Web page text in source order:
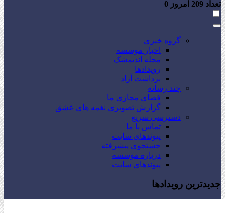
تعداد امروز 0
گروه خبری
اخبار موسسه
مجله اندیمشک
رویدادها
برداشت آزاد
چند رسانه
فضای مجازی ما
گزارش تصویری نغمه های عشق
دسترسی سریع
تماس با ما
پیوندهای سایت
جستجوی پیشرفته
درباره موسسه
پیوندهای سایت
جدیدترین رویدادها